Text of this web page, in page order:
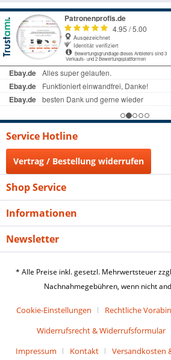
Service Hotline
Vertrag / Bestellung widerrufen
Shop Service
Informationen
Newsletter
* Alle Preise inkl. gesetzl. Mehrwertsteuer
Nachnahmegebühren, wenn nicht
Cookie-Einstellungen Rechtliche
Widerrufsrecht & Widerrufsformular
Impressum
Kontakt Versandkosten